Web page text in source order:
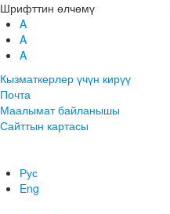
Шрифттин өлчөмү
A
A
A
Кызматкерлер үчүн кирүү
Почта
Маалымат байланышы
Сайттын картасы
Рус
Eng